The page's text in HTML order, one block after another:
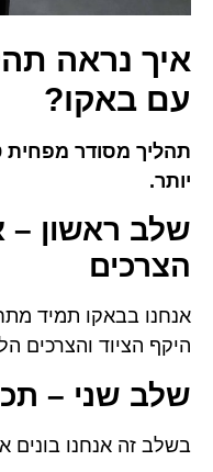
איך נראה
עם באקו?
תהליך מסודר מפחית
יותר.
שלב ראשון –
הצרכים
אנחנו בבאקו תמיד
היקף הציוד והצרכים
שלב שני –
בשלב זה אנחנו בונים